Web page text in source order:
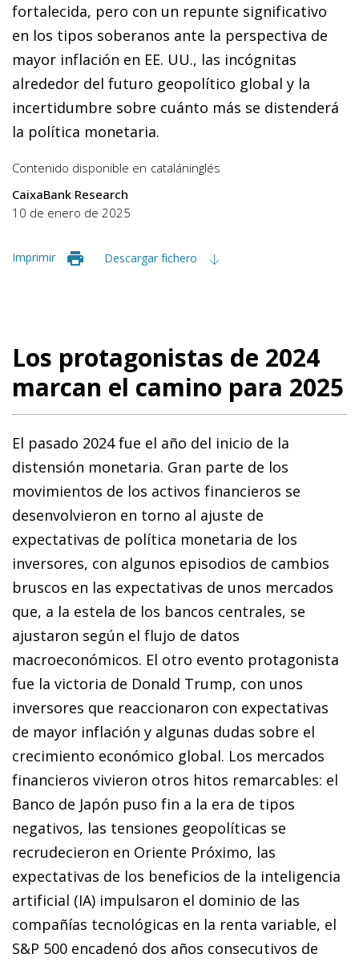
fortalecida, pero con un repunte significativo
en los tipos soberanos ante la perspectiva de
mayor inflación en EE. UU., las incógnitas
alrededor del futuro geopolítico global y la
incertidumbre sobre cuánto más se distenderá
la política monetaria.
Contenido disponible en cataláninglés
CaixaBank Research
10 de enero de 2025
Imprimir Descargar fichero
Los protagonistas de 2024
marcan el camino para 2025
El pasado 2024 fue el año del inicio de la
distensión monetaria. Gran parte de los
movimientos de los activos financieros se
desenvolvieron en torno al ajuste de
expectativas de política monetaria de los
inversores, con algunos episodios de cambios
bruscos en las expectativas de unos mercados
que, a la estela de los bancos centrales, se
ajustaron según el flujo de datos
macroeconómicos. El otro evento protagonista
fue la victoria de Donald Trump, con unos
inversores que reaccionaron con expectativas
de mayor inflación y algunas dudas sobre el
crecimiento económico global. Los mercados
financieros vivieron otros hitos remarcables: el
Banco de Japón puso fin a la era de tipos
negativos, las tensiones geopolíticas se
recrudecieron en Oriente Próximo, las
expectativas de los beneficios de la inteligencia
artificial (IA) impulsaron el dominio de las
compañías tecnológicas en la renta variable, el
S&P 500 encadenó dos años consecutivos de